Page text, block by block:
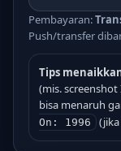
Pembayaran:
Push/transfer
Tips
(mis. screenshot
bisa menaruh
On: 1996